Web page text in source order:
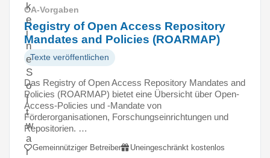
k
e
i
n
e
S
o
f
t
w
a
r
OA-Vorgaben
Registry of Open Access Repository
Mandates and Policies (ROARMAP)
Texte veröffentlichen
Das Registry of Open Access Repository Mandates and
Policies (ROARMAP) bietet eine Übersicht über Open-
Access-Policies und -Mandate von
Förderorganisationen, Forschungseinrichtungen und
Repositorien. …
Gemeinnütziger Betreiber Uneingeschränkt kostenlos